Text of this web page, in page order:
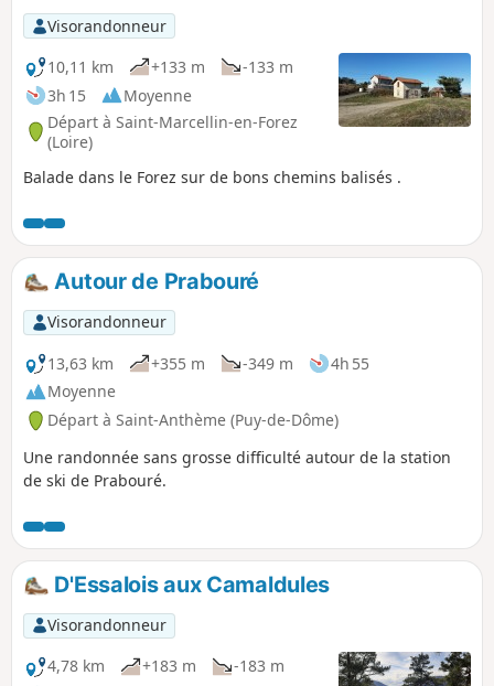
Visorandonneur
10,11 km
+133 m
-133 m
3h 15
Moyenne
Départ à Saint-Marcellin-en-Forez
(Loire)
Balade dans le Forez sur de bons chemins balisés .
Autour de Prabouré
Visorandonneur
13,63 km
+355 m -349 m
4h 55
Moyenne
Départ à Saint-Anthème (Puy-de-Dôme)
Une randonnée sans grosse difficulté autour de la station
de ski de Prabouré.
D'Essalois aux Camaldules
Visorandonneur
4,78 km
+183 m
-183 m